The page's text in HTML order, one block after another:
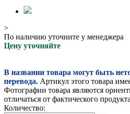
>
По наличию уточните у менеджера
Цену уточняйте
В названии товара могут быть
перевода. Артикул этого товара
Фотографии товара являются
отличаться от фактического
Количество: